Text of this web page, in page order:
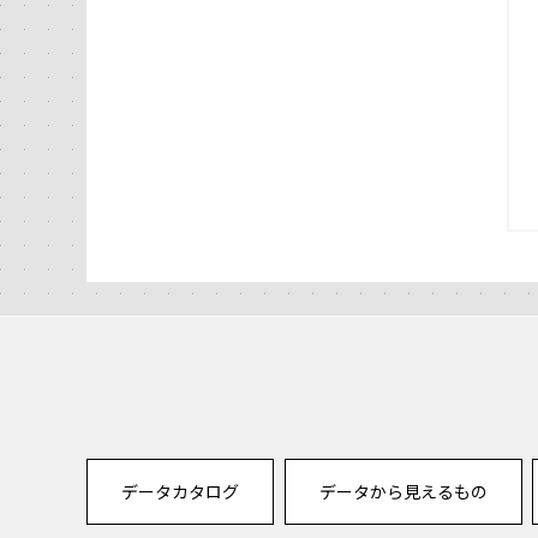
データカタログ データから見えるもの